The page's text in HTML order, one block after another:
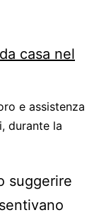
e assistenza
durante la
suggerire